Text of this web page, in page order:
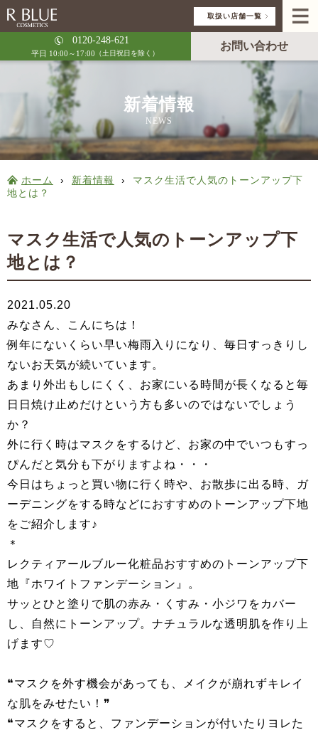
取扱い店舗一覧
0120-248-621
平日 10:00～17:00 （土日祝日を除く）
お問い合わせ
新着情報
NEWS
ホーム › 新着情報 ›
マスク生活で人気のトーンアップ下
地とは？
マスク生活で人気のトーンアップ下
地とは？
2021.05.20
みなさん、こんにちは！
例年にないくらい早い梅雨入りになり、毎日すっきりし
ないお天気が続いています。
あまり外出もしにくく、お家にいる時間が長くなると毎
日日焼け止めだけという方も多いのではないでしょう
か？
外に行く時はマスクをするけど、お家の中でいつもすっ
ぴんだと気分も下がりますよね・・・
今日はちょっと買い物に行く時や、お散歩に出る時、ガ
ーデニングをする時などにおすすめのトーンアップ下地
をご紹介します♪
＊
レクティアールブルー化粧品おすすめのトーンアップ下
地『ホワイトファンデーション』。
サッとひと塗りで肌の赤み・くすみ・小ジワをカバー
し、自然にトーンアップ。ナチュラルな透明肌を作り上
げます♡
❝マスクを外す機会があっても、メイクが崩れずキレイ
な肌をみせたい！❞
❝マスクをすると、ファンデーションが付いたりヨレた